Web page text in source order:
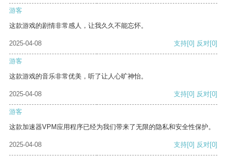
游客
这款游戏的剧情非常感人，让我久久不能忘怀。
2025-04-08 支持[0] 反对[0]
游客
这款游戏的音乐非常优美，听了让人心旷神怡。
2025-04-08 支持[0] 反对[0]
游客
这款加速器VPM应用程序已经为我们带来了无限的隐私和安全性保护。
2025-04-08 支持[0] 反对[0]